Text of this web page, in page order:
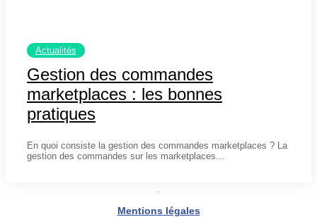
Actualités
Gestion des commandes
marketplaces : les bonnes
pratiques
En quoi consiste la gestion des commandes marketplaces ? La
gestion des commandes sur les marketplaces...
Mentions légales